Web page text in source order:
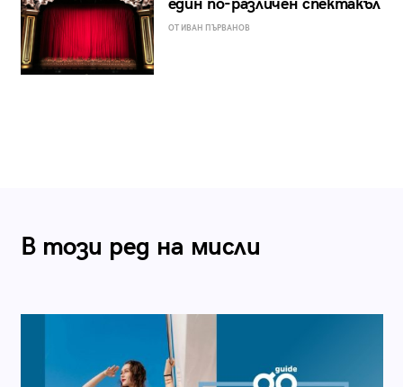
един по-различен спектакъл
ОТ ИВАН ПЪРВАНОВ
В този ред на мисли